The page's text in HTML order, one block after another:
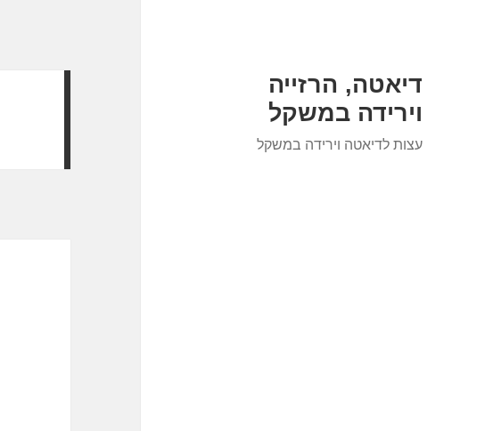
דיאטה, הרזייה
וירידה במשקל
עצות לדיאטה וירידה במשקל